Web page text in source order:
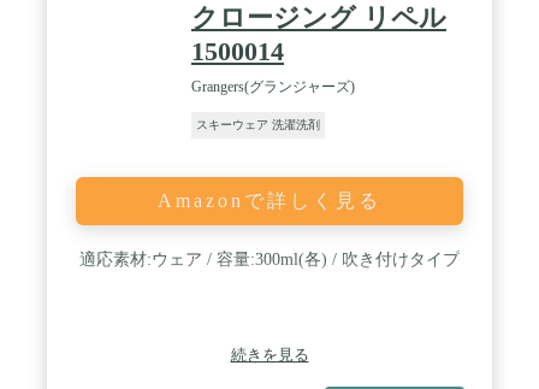
クロージング リペル
1500014
Grangers(グランジャーズ)
スキーウェア 洗濯洗剤
Amazonで詳しく見る
適応素材:ウェア / 容量:300ml(各) / 吹き付けタイプ
続きを見る